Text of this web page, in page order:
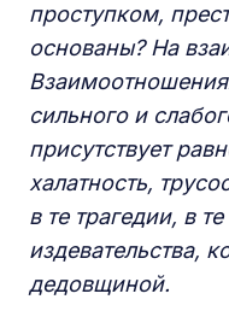
проступком,
основаны? На
сильного и
присутствует
халатность,
в те трагедии, в
издевательства,
дедовщиной.